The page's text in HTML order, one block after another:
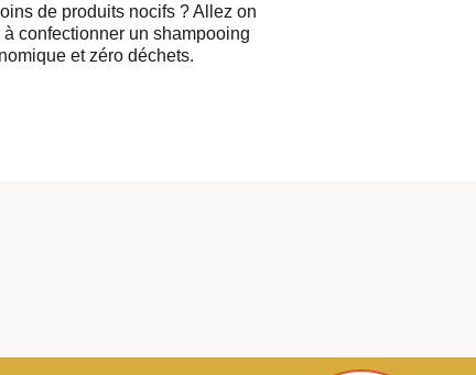
de produits nocifs ? Allez on
confectionner un shampooing
et zéro déchets.